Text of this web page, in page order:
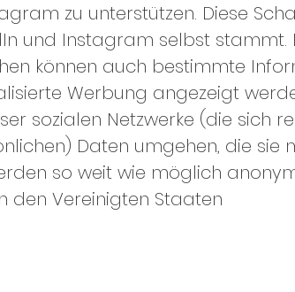
zu unterstützen. Diese
und Instagram selbst
können auch bestimmte
Werbung angezeigt
sozialen Netzwerke (die sich
Daten umgehen, die sie
so weit wie möglich
den Vereinigten Staaten